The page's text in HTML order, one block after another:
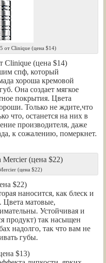
от Clinique (цена $14)
Clinique (цена $14)
спф, который
хороша кремовой
Она создает мягкое
покрытия. Цвета
Только не ждите,что
что, останется на них в
производителя, даже
к сожалению, померкнет.
(цена $22)
$22)
наносится, как блеск и
Цвета матовые,
Устойчивая и
продукт) так насыщен
надолго, так что вам не
губы.
$13)